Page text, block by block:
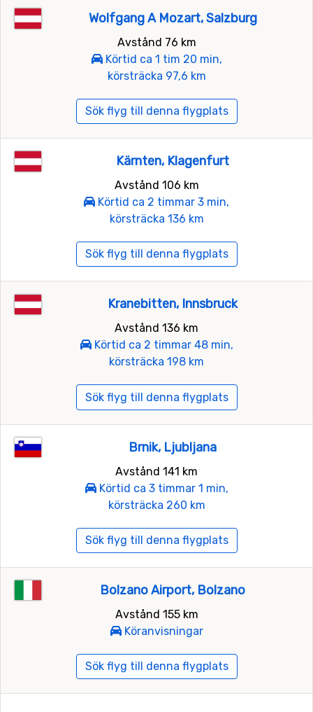
Wolfgang A Mozart, Salzburg
Avstånd 76 km
Körtid ca 1 tim 20 min,
körsträcka 97,6 km
Sök flyg till denna flygplats
Kärnten, Klagenfurt
Avstånd 106 km
Körtid ca 2 timmar 3 min,
körsträcka 136 km
Sök flyg till denna flygplats
Kranebitten, Innsbruck
Avstånd 136 km
Körtid ca 2 timmar 48 min,
körsträcka 198 km
Sök flyg till denna flygplats
Brnik, Ljubljana
Avstånd 141 km
Körtid ca 3 timmar 1 min,
körsträcka 260 km
Sök flyg till denna flygplats
Bolzano Airport, Bolzano
Avstånd 155 km
Köranvisningar
Sök flyg till denna flygplats